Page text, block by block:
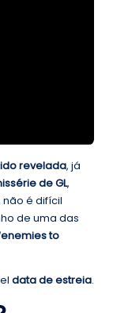
revelada, já
de GL,
é difícil
de uma das
to
data de estreia.